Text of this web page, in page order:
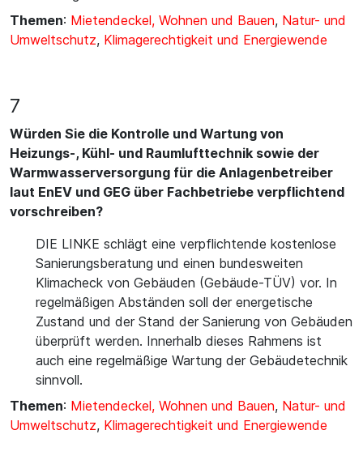
Themen: Mietendeckel, Wohnen und Bauen, Natur- und
Umweltschutz, Klimagerechtigkeit und Energiewende
7
Würden Sie die Kontrolle und Wartung von
Heizungs-, Kühl- und Raumlufttechnik sowie der
Warmwasserversorgung für die Anlagenbetreiber
laut EnEV und GEG über Fachbetriebe verpflichtend
vorschreiben?
DIE LINKE schlägt eine verpflichtende kostenlose
Sanierungsberatung und einen bundesweiten
Klimacheck von Gebäuden (Gebäude-TÜV) vor. In
regelmäßigen Abständen soll der energetische
Zustand und der Stand der Sanierung von Gebäuden
überprüft werden. Innerhalb dieses Rahmens ist
auch eine regelmäßige Wartung der Gebäudetechnik
sinnvoll.
Themen: Mietendeckel, Wohnen und Bauen, Natur- und
Umweltschutz, Klimagerechtigkeit und Energiewende